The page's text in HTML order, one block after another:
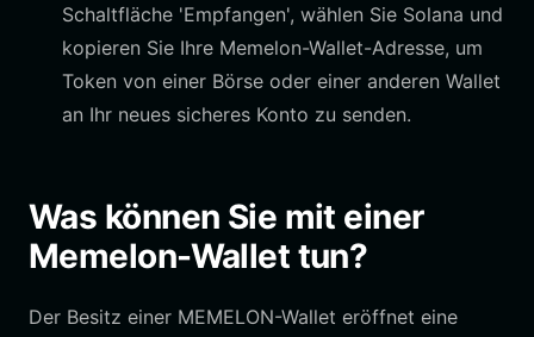
Schaltfläche 'Empfangen', wählen Sie Solana und
kopieren Sie Ihre Memelon-Wallet-Adresse, um
Token von einer Börse oder einer anderen Wallet
an Ihr neues sicheres Konto zu senden.
Was können Sie mit einer
Memelon-Wallet tun?
Der Besitz einer MEMELON-Wallet eröffnet eine